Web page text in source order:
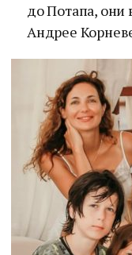
до Потапа,
Андрее